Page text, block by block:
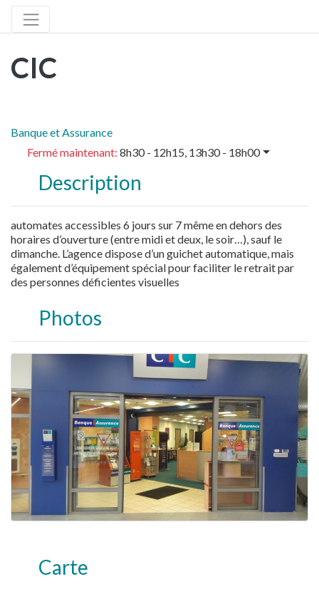
CIC
Banque et Assurance
Fermé maintenant: 8h30 - 12h15, 13h30 - 18h00
Description
automates accessibles 6 jours sur 7 même en dehors des
horaires d’ouverture (entre midi et deux, le soir…), sauf le
dimanche. L’agence dispose d’un guichet automatique, mais
également d’équipement spécial pour faciliter le retrait par
des personnes déficientes visuelles
Photos
Carte